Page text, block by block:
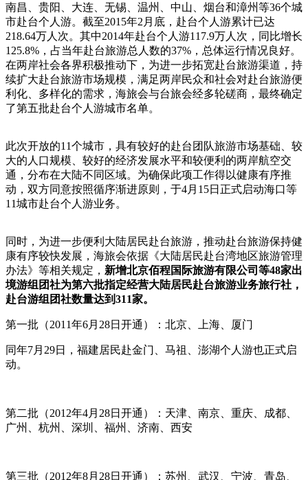
南昌、贵阳、大连、无锡、温州、中山、烟台和漳州等36个城
市赴台个人游。截至2015年2月底，赴台个人游累计已达
218.64万人次。其中2014年赴台个人游117.9万人次，同比增长
125.8%，占当年赴台旅游总人数的37%，总体运行情况良好。
在两岸社会各界积极推动下，为进一步拓宽赴台旅游渠道，持
续扩大赴台旅游市场规模，满足两岸民众和社会对赴台旅游便
利化、多样化的需求，海旅会与台旅会经多轮磋商，最终确定
了第五批赴台个人游城市名单。
此次开放的11个城市，具有较好的赴台团队旅游市场基础、较
大的人口规模、较好的经济发展水平和较便利的两岸航空交
通，分布在大陆不同区域。为确保此项工作得以健康有序推
动，双方同意按照循序渐进原则，于4月15日正式启动海口等
11城市赴台个人游业务。
同时，为进一步便利大陆居民赴台旅游，推动赴台旅游保持健
康有序较快发展，海旅会依据《大陆居民赴台湾地区旅游管理
办法》等相关规定， 新增北京佰程国际旅游有限公司等48家出
境游组团社为第六批指定经营大陆居民赴台旅游业务旅行社，
赴台游组团社数量达到311家。
第一批（2011年6月28日开通）：北京、上海、厦门
同年7月29日，福建居民赴金门、马祖、澎湖个人游也正式启
动。
第二批（2012年4月28日开通）：天津、南京、重庆、成都、
广州、杭州、深圳、福州、济南、西安
第三批（2012年8月28日开通）：苏州、武汉、宁波、青岛、